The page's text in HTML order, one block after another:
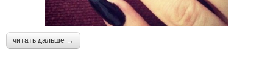
читать дальше →